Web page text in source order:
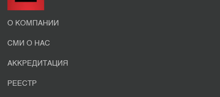
О КОМПАНИИ
СМИ О НАС
АККРЕДИТАЦИЯ
РЕЕСТР